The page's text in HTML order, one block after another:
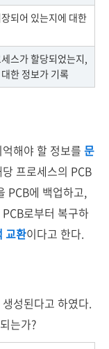
되어 있는지에 대한
스가 할당되었는지,
한 정보가 기록
해야 할 정보를 문
프로세스의 PCB
PCB에 백업하고,
로부터 복구하
교환이다고 한다.
성된다고 하였다.
는가?